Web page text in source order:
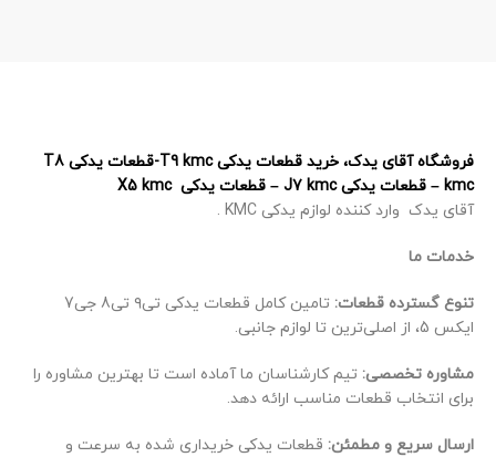
فروشگاه آقای یدک، خرید قطعات یدکی T9 kmc-قطعات یدکی T8
kmc – قطعات یدکی J7 kmc – قطعات یدکی X5 kmc
آقای یدک وارد کننده لوازم یدکی KMC .
خدمات ما
تنوع گسترده قطعات:
تامین کامل قطعات یدکی تی۹ تی8 جی7
ایکس 5، از اصلی‌ترین تا لوازم جانبی.
مشاوره تخصصی: تیم کارشناسان ما آماده است تا بهترین مشاوره را
برای انتخاب قطعات مناسب ارائه دهد.
ارسال سریع و مطمئن: قطعات یدکی خریداری شده به سرعت و